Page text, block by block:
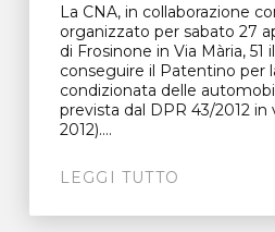
La CNA, in collaborazione
organizzato per sabato 27
di Frosinone in Via Mària,
conseguire il Patentino per
condizionata delle
prevista dal DPR 43/2012
2012)....
LEGGI TUTTO